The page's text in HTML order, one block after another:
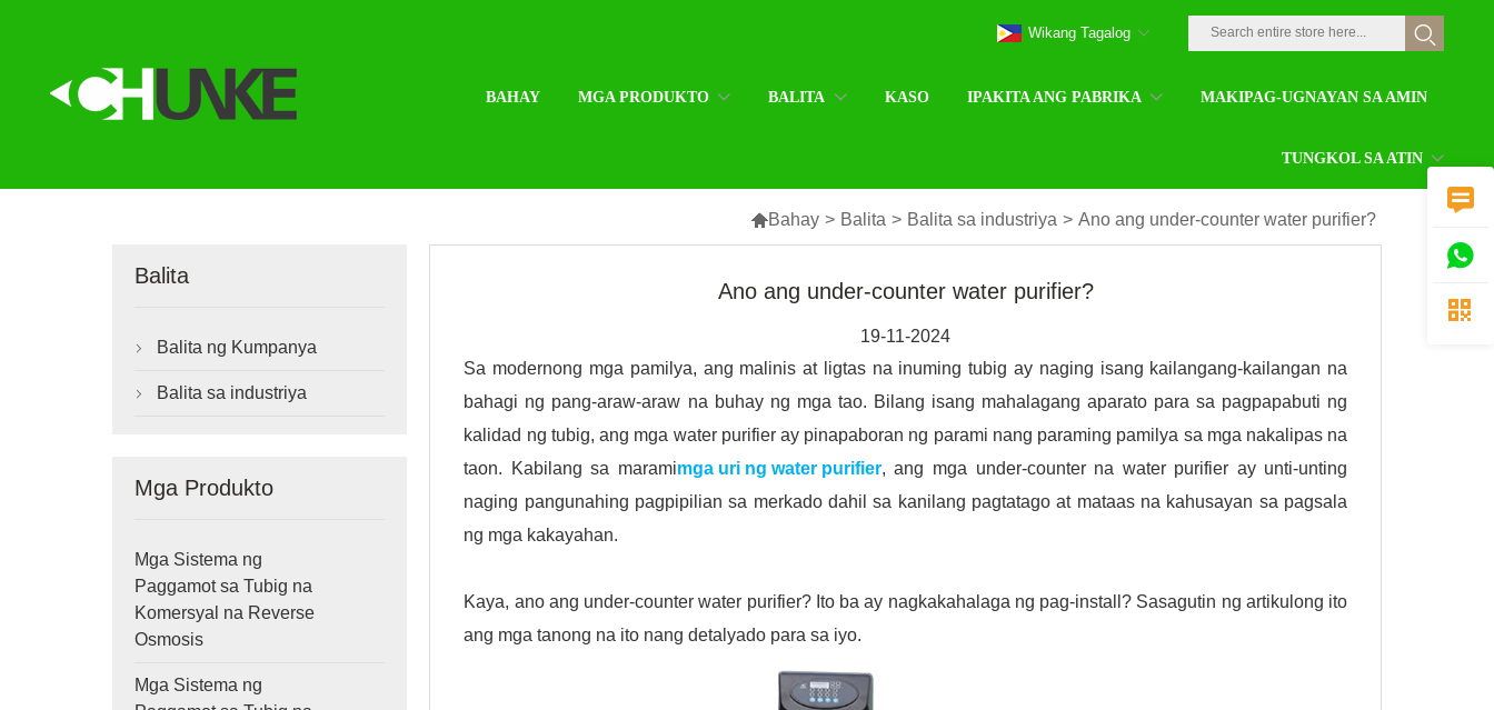
BAHAY MGA PRODUKTO BALITA KASO IPAKITA ANG PABRIKA MAKIPAG-UGNAYAN SA AMIN
TUNGKOL SA ATIN
Wikang Tagalog
Bahay > Balita > Balita sa industriya > Ano ang under-counter water purifier?
Balita
 Balita ng Kumpanya
 Balita sa industriya
Mga Produkto
Mga Sistema ng
Paggamot sa Tubig na
Komersyal na Reverse
Osmosis
Mga Sistema ng
Ano ang under-counter water purifier?
19-11-2024
Sa modernong mga pamilya, ang malinis at ligtas na inuming tubig ay naging isang kailangang-kailangan na
bahagi ng pang-araw-araw na buhay ng mga tao. Bilang isang mahalagang aparato para sa pagpapabuti ng
kalidad ng tubig, ang mga water purifier ay pinapaboran ng parami nang paraming pamilya sa mga nakalipas na
taon. Kabilang sa maramimga uri ng water purifier, ang mga under-counter na water purifier ay unti-unting
naging pangunahing pagpipilian sa merkado dahil sa kanilang pagtatago at mataas na kahusayan sa pagsala
ng mga kakayahan.
Kaya, ano ang under-counter water purifier? Ito ba ay nagkakahalaga ng pag-install? Sasagutin ng artikulong ito
ang mga tanong na ito nang detalyado para sa iyo.


